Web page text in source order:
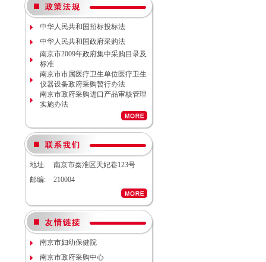
科密集架项目现场勘察调研邀请
南京市妇幼保健院院内专项资金结
余情况专项审计服务调研公告
机维保项目（项目编号NJFYCG-
2026S10）更正公告
南京市妇幼保健院院内工程结算审
计服务调研公告
南京市妇幼保健院生命体征检测仪
项目（项目编号NJFYCG-
2026S08）更正公告
南京市妇幼保健院实验动物单元环
境维持与清洁消毒系统（小鼠笼
具）项目院内咨询讨论会
南京市妇幼保健院医用耗材
（NJFYCG-202611）院内比选项目
通知
南京市妇幼保健院建院90周年宣传
南京市妇幼保健院双源CT、3.0T核
磁等设备维保服务院内咨询讨论会
南京市妇幼保健院护理部模型项目
说明
南京市妇幼保健院减压沸腾式清洗
机项目（编号：NJFYCG-
2025DS12）开标时间的更正通知
中华人民共和国招标投标法
中华人民共和国政府采购法
南京市2009年政府集中采购目录及
标准
南京市市属医疗卫生单位医疗卫生
仪器设备政府采购暂行办法
南京市政府采购进口产品审核管理
实施办法
地址:
南京市秦淮区天妃巷123号
邮编:
210004
南京市妇幼保健院
南京市政府采购中心